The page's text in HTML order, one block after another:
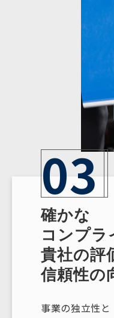
03
確かな
コンプラ
貴社の評
信頼性の
事業の独立性と